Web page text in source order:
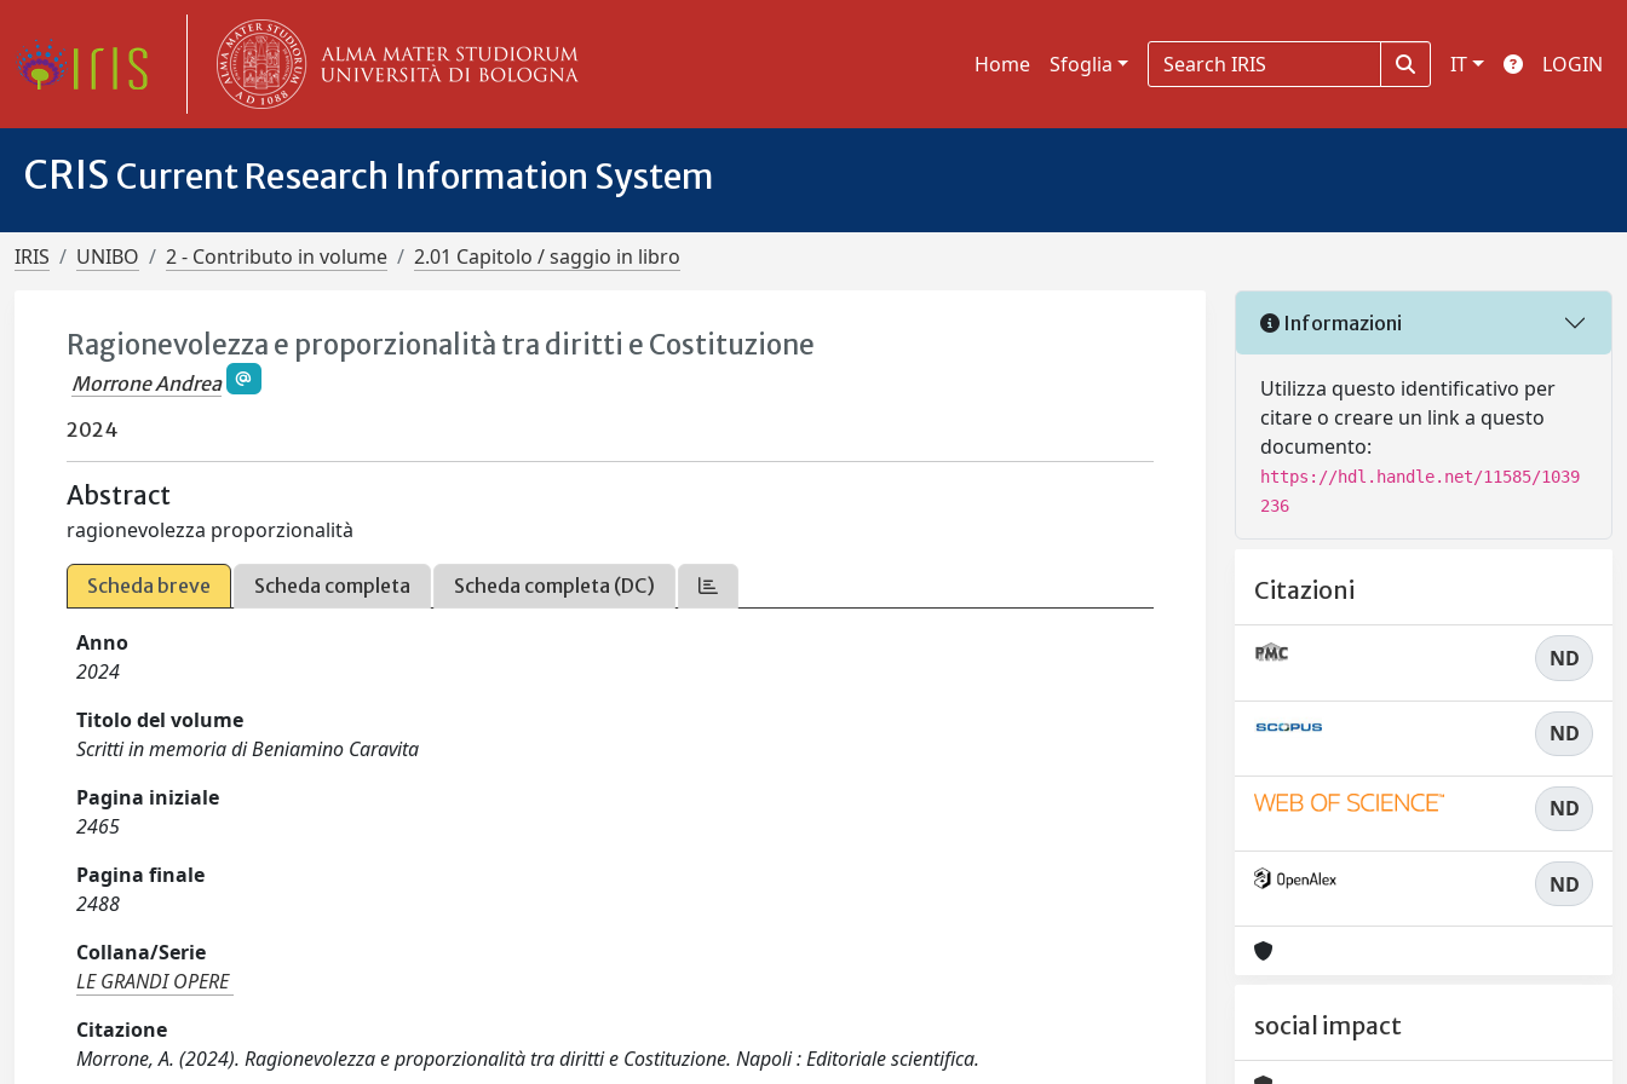
Home Sfoglia IT LOGIN
CRIS Current Research Information System
IRIS UNIBO 2 - Contributo in volume 2.01 Capitolo / saggio in libro
Ragionevolezza e proporzionalità tra diritti e Costituzione
Morrone Andrea
2024
Abstract
ragionevolezza proporzionalità
Scheda breve Scheda completa Scheda completa (DC)
Anno
2024
Titolo del volume
Scritti in memoria di Beniamino Caravita
Pagina iniziale
2465
Pagina finale
2488
Collana/Serie
LE GRANDI OPERE
Citazione
Morrone, A. (2024). Ragionevolezza e proporzionalità tra diritti e Costituzione. Napoli : Editoriale scientifica.
Informazioni
Utilizza questo identificativo per
citare o creare un link a questo
documento:
https://hdl.handle.net/11585/1039
236
Citazioni
ND
ND
ND
ND
social impact